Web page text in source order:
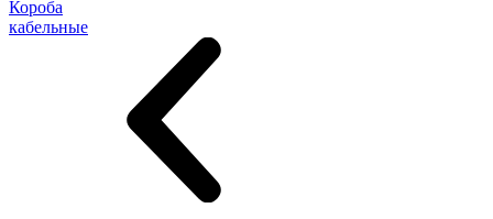
Короба
кабельные